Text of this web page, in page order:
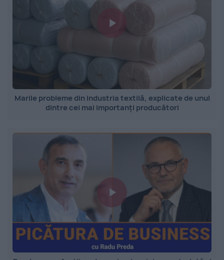
Marile probleme din industria textilă, explicate de unul
dintre cei mai importanți producători